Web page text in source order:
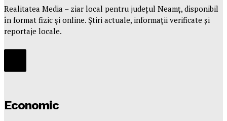
Realitatea Media – ziar local pentru județul Neamț, disponibil
în format fizic și online. Știri actuale, informații verificate și
reportaje locale.
Economic